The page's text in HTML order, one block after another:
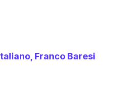
Franco Baresi